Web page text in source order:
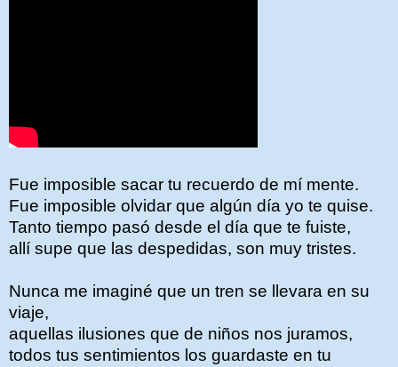
Fue imposible sacar tu recuerdo de mí mente.
Fue imposible olvidar que algún día yo te quise.
Tanto tiempo pasó desde el día que te fuiste,
allí supe que las despedidas, son muy tristes.
Nunca me imaginé que un tren se llevara en su
viaje,
aquellas ilusiones que de niños nos juramos,
todos tus sentimientos los guardaste en tu